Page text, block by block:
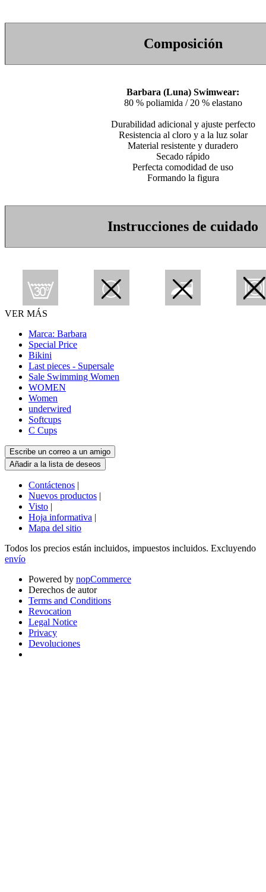
Composición
Barbara (Luna) Swimwear:
80 % poliamida / 20 % elastano
Durabilidad adicional y ajuste perfecto
Resistencia al cloro y a la luz solar
Material resistente y duradero
Secado rápido
Perfecta comodidad de uso
Formando la figura
Instrucciones de cuidado
VER MÁS
Marca: Barbara
Special Price
Bikini
Last pieces - Supersale
Sale Swimming Women
WOMEN
Women
underwired
Softcups
C Cups
Contáctenos |
Nuevos productos |
Visto |
Hoja informativa |
Mapa del sitio
Todos los precios están incluidos, impuestos incluidos. Excluyendo
envío
Powered by nopCommerce
Derechos de autor
Terms and Conditions
Revocation
Legal Notice
Privacy
Devoluciones